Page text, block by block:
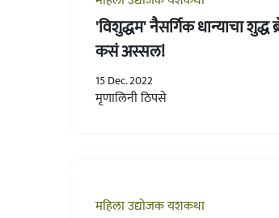
'विशुद्धम' नैसर्गिक धान्याचा
कसं अस्सल!
15 Dec. 2022
मृणालिनी ठिपसे
महिला उद्योजक यशकथा